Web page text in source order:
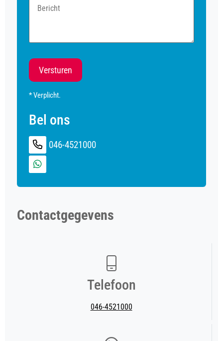
Versturen
* Verplicht.
Bel ons
046-4521000
Contactgegevens
Telefoon
046-4521000